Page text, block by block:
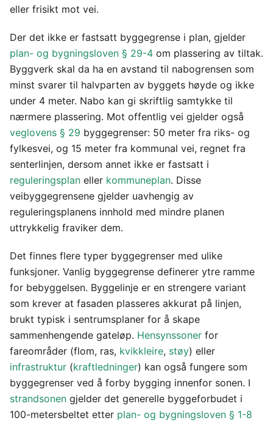
eller frisikt mot vei.
Der det ikke er fastsatt byggegrense i plan, gjelder
plan- og bygningsloven § 29-4 om plassering av tiltak.
Byggverk skal da ha en avstand til nabogrensen som
minst svarer til halvparten av byggets høyde og ikke
under 4 meter. Nabo kan gi skriftlig samtykke til
nærmere plassering. Mot offentlig vei gjelder også
veglovens § 29 byggegrenser: 50 meter fra riks- og
fylkesvei, og 15 meter fra kommunal vei, regnet fra
senterlinjen, dersom annet ikke er fastsatt i
reguleringsplan eller kommuneplan. Disse
veibyggegrensene gjelder uavhengig av
reguleringsplanens innhold med mindre planen
uttrykkelig fraviker dem.
Det finnes flere typer byggegrenser med ulike
funksjoner. Vanlig byggegrense definerer ytre ramme
for bebyggelsen. Byggelinje er en strengere variant
som krever at fasaden plasseres akkurat på linjen,
brukt typisk i sentrumsplaner for å skape
sammenhengende gateløp. Hensynssoner for
fareområder (flom, ras, kvikkleire, støy) eller
infrastruktur (kraftledninger) kan også fungere som
byggegrenser ved å forby bygging innenfor sonen. I
strandsonen gjelder det generelle byggeforbudet i
100-metersbeltet etter plan- og bygningsloven § 1-8